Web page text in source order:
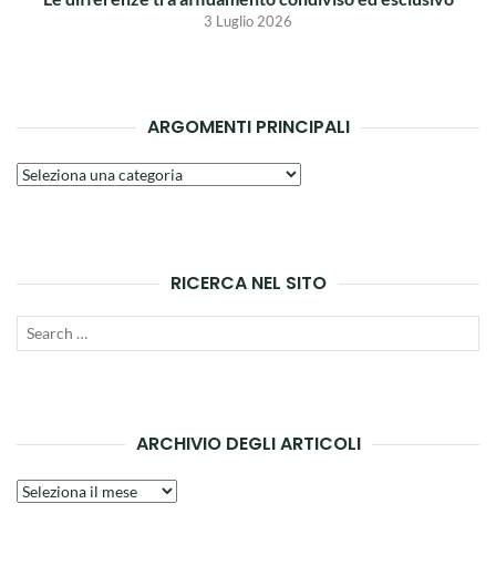
3 Luglio 2026
ARGOMENTI PRINCIPALI
Argomenti
RICERCA NEL SITO
Search
ARCHIVIO DEGLI ARTICOLI
Archivio